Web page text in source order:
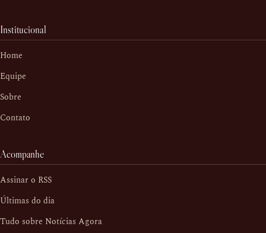
Institucional
Home
Equipe
Sobre
Contato
Acompanhe
Assinar o RSS
Últimas do dia
Tudo sobre Notícias Agora